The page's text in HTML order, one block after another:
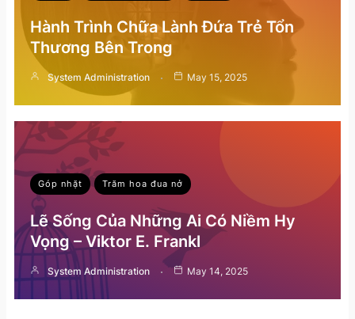
Hành Trình Chữa Lành Đứa Trẻ Tổn
Thương Bên Trong
System Administration May 15, 2025
Góp nhặt Trăm hoa đua nở
Lẽ Sống Của Những Ai Có Niềm Hy
Vọng – Viktor E. Frankl
System Administration May 14, 2025